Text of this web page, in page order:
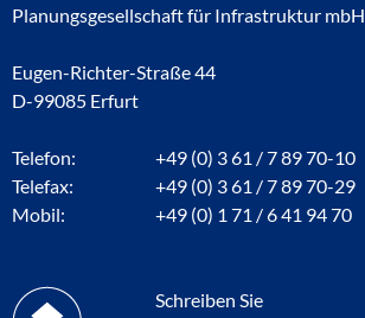
Planungsgesellschaft für Infrastruktur mbH
Eugen-Richter-Straße 44
D-99085 Erfurt
Telefon:
+49 (0) 3 61 / 7 89 70-10
Telefax:
+49 (0) 3 61 / 7 89 70-29
Mobil:
+49 (0) 1 71 / 6 41 94 70
Schreiben Sie